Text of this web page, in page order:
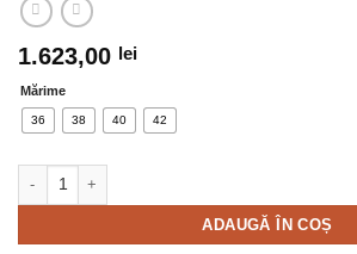
1.623,00 lei
Mărime
36 38 40 42
ADAUGĂ ÎN COȘ